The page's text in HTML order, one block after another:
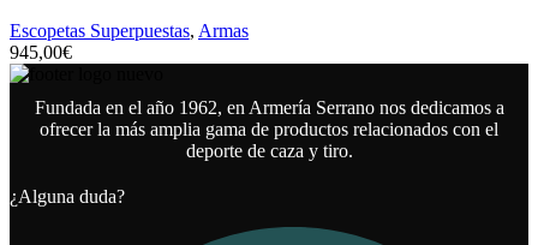
Escopetas Superpuestas, Armas
945,00€
Fundada en el año 1962, en Armería Serrano nos dedicamos a
ofrecer la más amplia gama de productos relacionados con el
deporte de caza y tiro.
¿Alguna duda?